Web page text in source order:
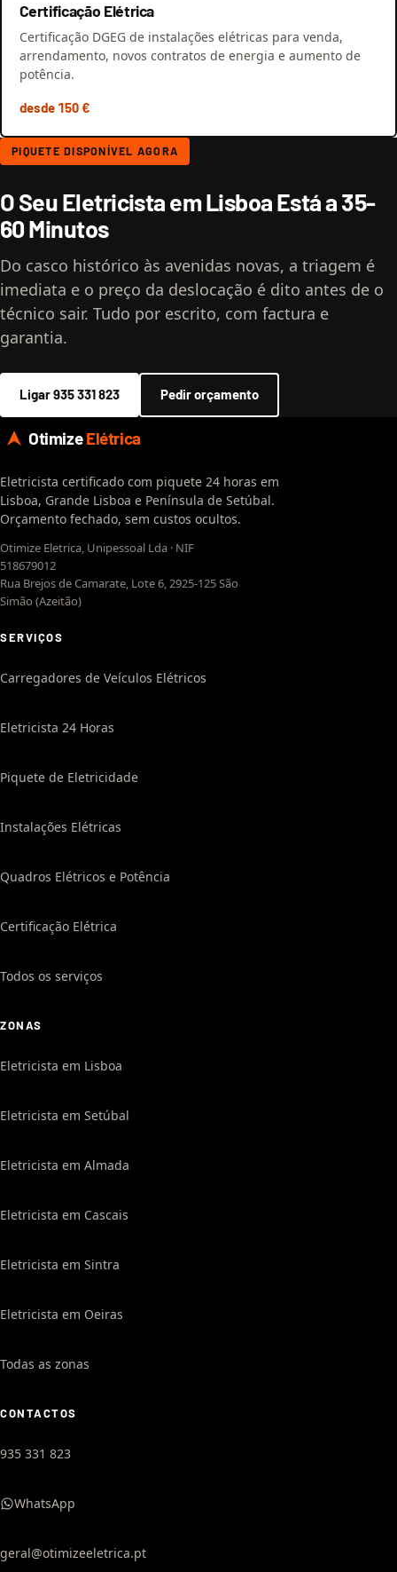
Certificação Elétrica
Certificação DGEG de instalações elétricas para venda,
arrendamento, novos contratos de energia e aumento de
potência.
desde 150 €
PIQUETE DISPONÍVEL AGORA
O Seu Eletricista em Lisboa Está a 35-
60 Minutos
Do casco histórico às avenidas novas, a triagem é
imediata e o preço da deslocação é dito antes de o
técnico sair. Tudo por escrito, com factura e
garantia.
Ligar 935 331 823 Pedir orçamento
OtimizeElétrica
Eletricista certificado com piquete 24 horas em
Lisboa, Grande Lisboa e Península de Setúbal.
Orçamento fechado, sem custos ocultos.
Otimize Eletrica, Unipessoal Lda · NIF
518679012
Rua Brejos de Camarate, Lote 6, 2925-125 São
Simão (Azeitão)
SERVIÇOS
Carregadores de Veículos Elétricos
Eletricista 24 Horas
Piquete de Eletricidade
Instalações Elétricas
Quadros Elétricos e Potência
Certificação Elétrica
Todos os serviços
ZONAS
Eletricista em Lisboa
Eletricista em Setúbal
Eletricista em Almada
Eletricista em Cascais
Eletricista em Sintra
Eletricista em Oeiras
Todas as zonas
CONTACTOS
935 331 823
WhatsApp
geral@otimizeeletrica.pt